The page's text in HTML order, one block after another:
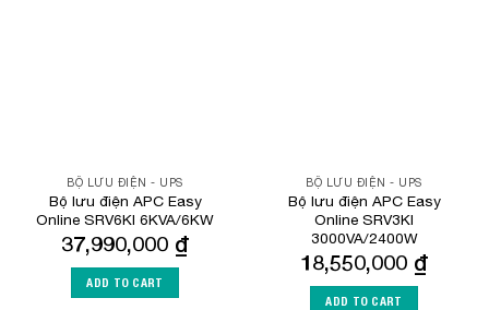
BỘ LƯU ĐIỆN - UPS
Bộ lưu điện APC Easy
Online SRV6KI 6KVA/6KW
37,990,000 ₫
ADD TO CART
BỘ LƯU ĐIỆN - UPS
Bộ lưu điện APC Easy
Online SRV3KI
3000VA/2400W
18,550,000 ₫
ADD TO CART